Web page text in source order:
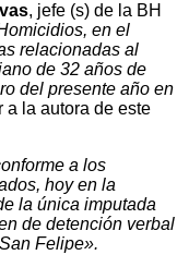
, jefe (s) de la BH
en el
relacionadas al
de 32 años de
del presente año en
a la autora de este
a los
hoy en la
la única imputada
de detención verbal
Felipe».